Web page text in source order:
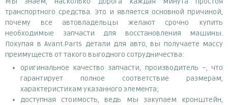
транспортного средства. Это и является основной причиной,
почему все автовладельцы желают срочно купить
необходимые запчасти для восстановления машины.
Покупая в Avant.Parts детали для авто, вы получаете массу
преимуществ от такого выгодного сотрудничества:
оригинальное качество запчасти, производитель –, что
гарантирует полное соответствие размерам,
характеристикам указанного элемента;
доступная стоимость, ведь мы закупаем кронштейн,